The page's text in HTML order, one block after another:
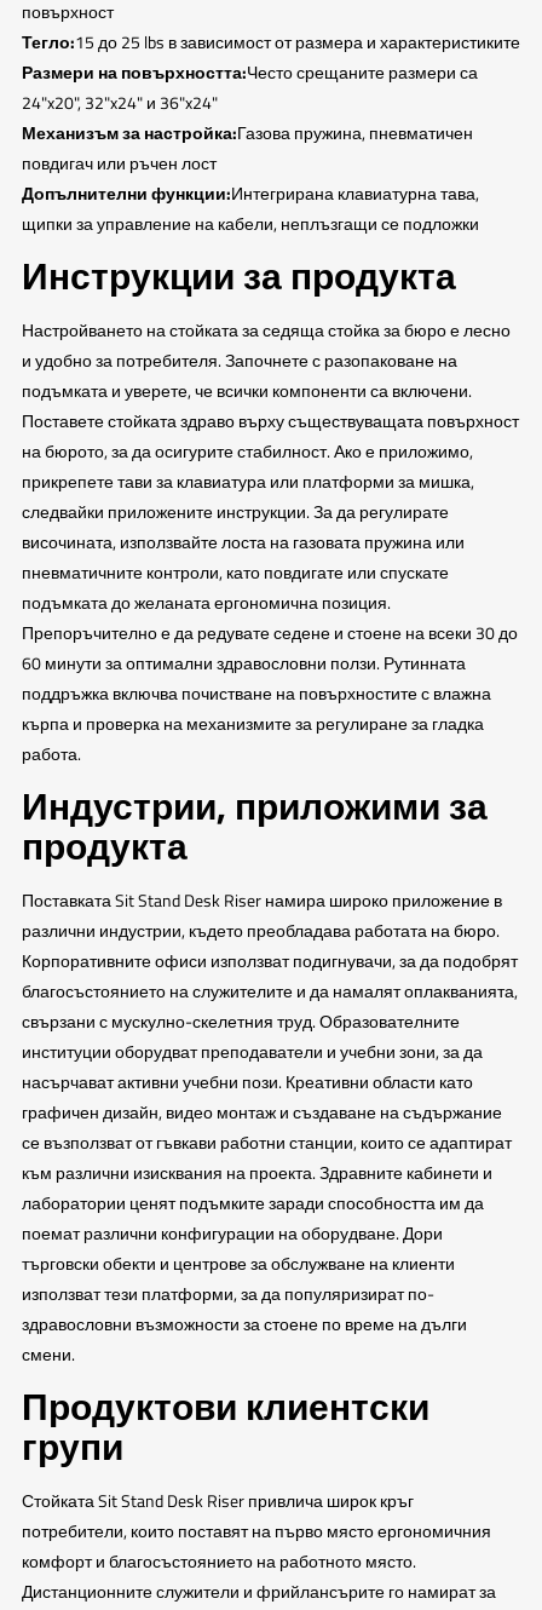
повърхност
Тегло:15 до 25 lbs в зависимост от размера и характеристиките
Размери на повърхността:Често срещаните размери са
24"x20", 32"x24" и 36"x24"
Механизъм за настройка:Газова пружина, пневматичен
повдигач или ръчен лост
Допълнителни функции:Интегрирана клавиатурна тава,
щипки за управление на кабели, неплъзгащи се подложки
Инструкции за продукта
Настройването на стойката за седяща стойка за бюро е лесно
и удобно за потребителя. Започнете с разопаковане на
подъмката и уверете, че всички компоненти са включени.
Поставете стойката здраво върху съществуващата повърхност
на бюрото, за да осигурите стабилност. Ако е приложимо,
прикрепете тави за клавиатура или платформи за мишка,
следвайки приложените инструкции. За да регулирате
височината, използвайте лоста на газовата пружина или
пневматичните контроли, като повдигате или спускате
подъмката до желаната ергономична позиция.
Препоръчително е да редувате седене и стоене на всеки 30 до
60 минути за оптимални здравословни ползи. Рутинната
поддръжка включва почистване на повърхностите с влажна
кърпа и проверка на механизмите за регулиране за гладка
работа.
Индустрии, приложими за
продукта
Поставката Sit Stand Desk Riser намира широко приложение в
различни индустрии, където преобладава работата на бюро.
Корпоративните офиси използват подигнувачи, за да подобрят
благосъстоянието на служителите и да намалят оплакванията,
свързани с мускулно-скелетния труд. Образователните
институции оборудват преподаватели и учебни зони, за да
насърчават активни учебни пози. Креативни области като
графичен дизайн, видео монтаж и създаване на съдържание
се възползват от гъвкави работни станции, които се адаптират
към различни изисквания на проекта. Здравните кабинети и
лаборатории ценят подъмките заради способността им да
поемат различни конфигурации на оборудване. Дори
търговски обекти и центрове за обслужване на клиенти
използват тези платформи, за да популяризират по-
здравословни възможности за стоене по време на дълги
смени.
Продуктови клиентски
групи
Стойката Sit Stand Desk Riser привлича широк кръг
потребители, които поставят на първо място ергономичния
комфорт и благосъстоянието на работното място.
Дистанционните служители и фрийлансърите го намират за